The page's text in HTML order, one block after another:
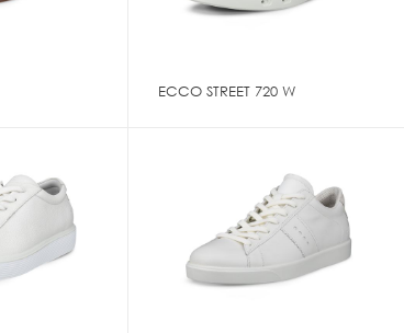
ECCO STREET 720 W